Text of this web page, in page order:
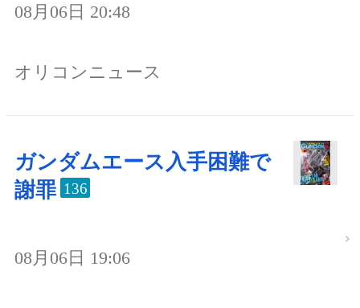
08月06日 20:48
オリコンニュース
ガンダムエース入手困難で
謝罪 136
08月06日 19:06